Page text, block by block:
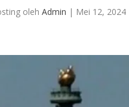
oleh Admin | Mei 12, 2024